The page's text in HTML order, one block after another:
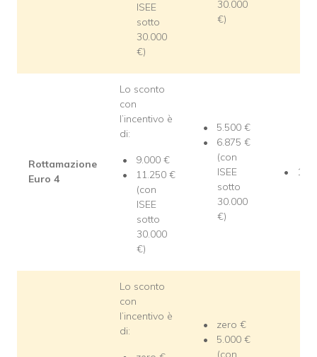
ISEE
sotto
30.000
€)
30.000
€)
Rottamazione
Euro 4
Lo sconto
con
l’incentivo è
di:
9.000 €
11.250 €
(con
ISEE
sotto
30.000
€)
5.500 €
6.875 €
(con
ISEE
sotto
30.000
€)
Lo sconto
con
l’incentivo è
di:
zero €
5.000 €
(con